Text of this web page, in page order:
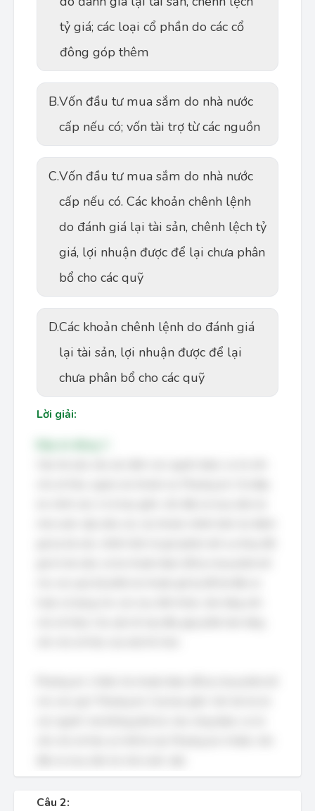
tỷ giá; các loại cổ phần do các cổ
đông góp thêm
B.Vốn đầu tư mua sắm do nhà nước
cấp nếu có; vốn tài trợ từ các nguồn
C.Vốn đầu tư mua sắm do nhà nước
cấp nếu có. Các khoản chênh lệnh
do đánh giá lại tài sản, chênh lệch tỷ
giá, lợi nhuận được để lại chưa phân
bổ cho các quỹ
D.Các khoản chênh lệnh do đánh giá
lại tài sản, lợi nhuận được để lại
chưa phân bổ cho các quỹ
Lời giải:
Câu 2: